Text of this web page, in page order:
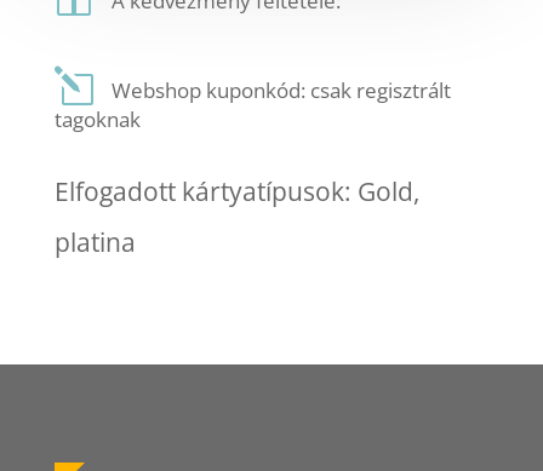
Webshop kuponkód: csak regisztrált
tagoknak
Elfogadott kártyatípusok: Gold,
platina